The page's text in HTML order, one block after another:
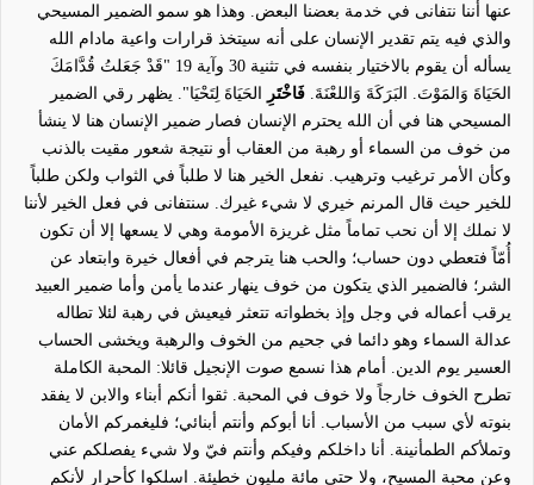
عنها أننا نتفانى في خدمة بعضنا البعض. وهذا هو سمو الضمير المسيحي
والذي فيه يتم تقدير الإنسان على أنه سيتخذ قرارات واعية مادام الله
يسأله أن يقوم بالاختيار بنفسه في تثنية 30 وآية 19 "قَدْ جَعَلتُ قُدَّامَكَ
الحَيَاةَ وَالمَوْتَ. البَرَكَةَ وَاللعْنَةَ. فَاخْتَرِ الحَيَاةَ لِتَحْيَا". يظهر رقي الضمير
المسيحي هنا في أن الله يحترم الإنسان فصار ضمير الإنسان هنا لا ينشأ
من خوف من السماء أو رهبة من العقاب أو نتيجة شعور مقيت بالذنب
وكأن الأمر ترغيب وترهيب. نفعل الخير هنا لا طلباً في الثواب ولكن طلباً
للخير حيث قال المرنم خيري لا شيء غيرك. سنتفانى في فعل الخير لأننا
لا نملك إلا أن نحب تماماً مثل غريزة الأمومة وهي لا يسعها إلا أن تكون
أُمّاً فتعطي دون حساب؛ والحب هنا يترجم في أفعال خيرة وابتعاد عن
الشر؛ فالضمير الذي يتكون من خوف ينهار عندما يأمن وأما ضمير العبيد
يرقب أعماله في وجل وإذ بخطواته تتعثر فيعيش في رهبة لئلا تطاله
عدالة السماء وهو دائما في جحيم من الخوف والرهبة ويخشى الحساب
العسير يوم الدين. أمام هذا نسمع صوت الإنجيل قائلا: المحبة الكاملة
تطرح الخوف خارجاً ولا خوف في المحبة. ثقوا أنكم أبناء والابن لا يفقد
بنوته لأي سبب من الأسباب. أنا أبوكم وأنتم أبنائي؛ فليغمركم الأمان
وتملأكم الطمأنينة. أنا داخلكم وفيكم وأنتم فيّ ولا شيء يفصلكم عني
وعن محبة المسيح، ولا حتى مائة مليون خطيئة. اسلكوا كأحرار لأنكم